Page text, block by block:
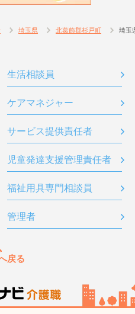
埼玉県 北葛飾郡杉戸町 埼玉
生活相談員
ケアマネジャー
サービス提供責任者
児童発達支援管理責任者
福祉用具専門相談員
管理者
戻る